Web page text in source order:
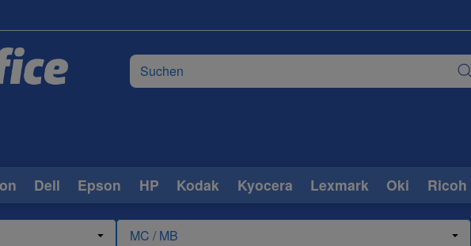
Dell Epson HP Kodak Kyocera Lexmark Oki Ricoh